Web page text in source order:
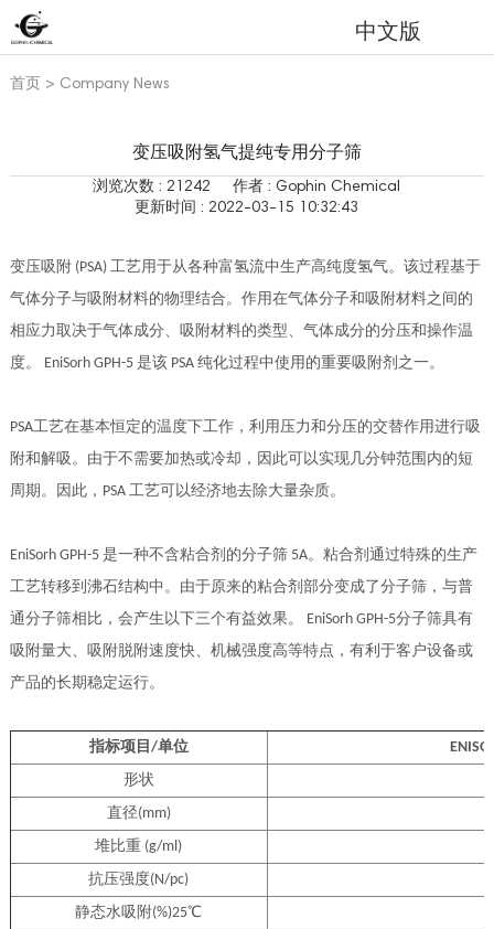
中文版
首页 > Company News
变压吸附氢气提纯专用分子筛
浏览次数 : 21242
作者 : Gophin Chemical
更新时间 : 2022-03-15 10:32:43
变压吸附 (PSA) 工艺用于从各种富氢流中生产高纯度氢气。该过程基于
气体分子与吸附材料的物理结合。作用在气体分子和吸附材料之间的
相应力取决于气体成分、吸附材料的类型、气体成分的分压和操作温
度。 EniSorh GPH-5 是该 PSA 纯化过程中使用的重要吸附剂之一。
PSA工艺在基本恒定的温度下工作，利用压力和分压的交替作用进行吸
附和解吸。由于不需要加热或冷却，因此可以实现几分钟范围内的短
周期。因此，PSA 工艺可以经济地去除大量杂质。
EniSorh GPH-5 是一种不含粘合剂的分子筛 5A。粘合剂通过特殊的生产
工艺转移到沸石结构中。由于原来的粘合剂部分变成了分子筛，与普
通分子筛相比，会产生以下三个有益效果。 EniSorh GPH-5分子筛具有
吸附量大、吸附脱附速度快、机械强度高等特点，有利于客户设备或
产品的长期稳定运行。
指标项目/单位
形状
直径(mm)
堆比重 (g/ml)
抗压强度(N/pc)
静态水吸附(%)25℃